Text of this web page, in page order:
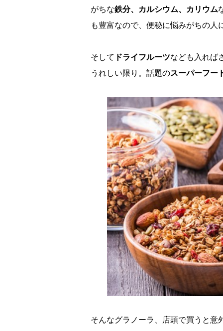
がちな鉄分、カルシウム、カリウム
も豊富なので、便秘に悩みがちの人
そして ドライフルーツなども入れば
うれしい限り。話題のスーパーフー
そんなグラノーラ、店頭で買うと意